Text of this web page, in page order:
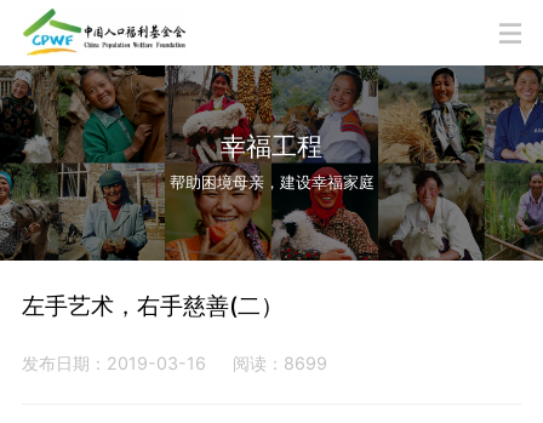
幸福工程
帮助困境母亲，建设幸福家庭
左手艺术，右手慈善(二）
发布日期：2019-03-16 阅读：8699